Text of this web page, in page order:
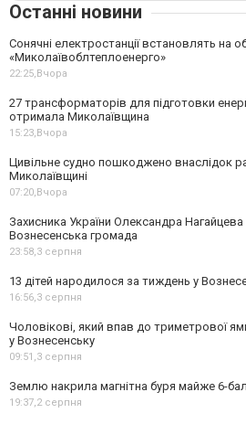
Останні новини
Сонячні електростанції встановлять на
«Миколаївоблтеплоенерго»
22:25,Вчора
27 трансформаторів для підготовки
отримала Миколаївщина
15:23,Вчора
Цивільне судно пошкоджено внаслідок
Миколаївщині
07:20,Вчора
Захисника України Олександра
Вознесенська громада
23:58,3 серпня
13 дітей народилося за тиждень у
16:56,3 серпня
Чоловікові, який впав до триметрової
у Вознесенську
09:51,3 серпня
Землю накрила магнітна буря майже 6-
19:37,2 серпня